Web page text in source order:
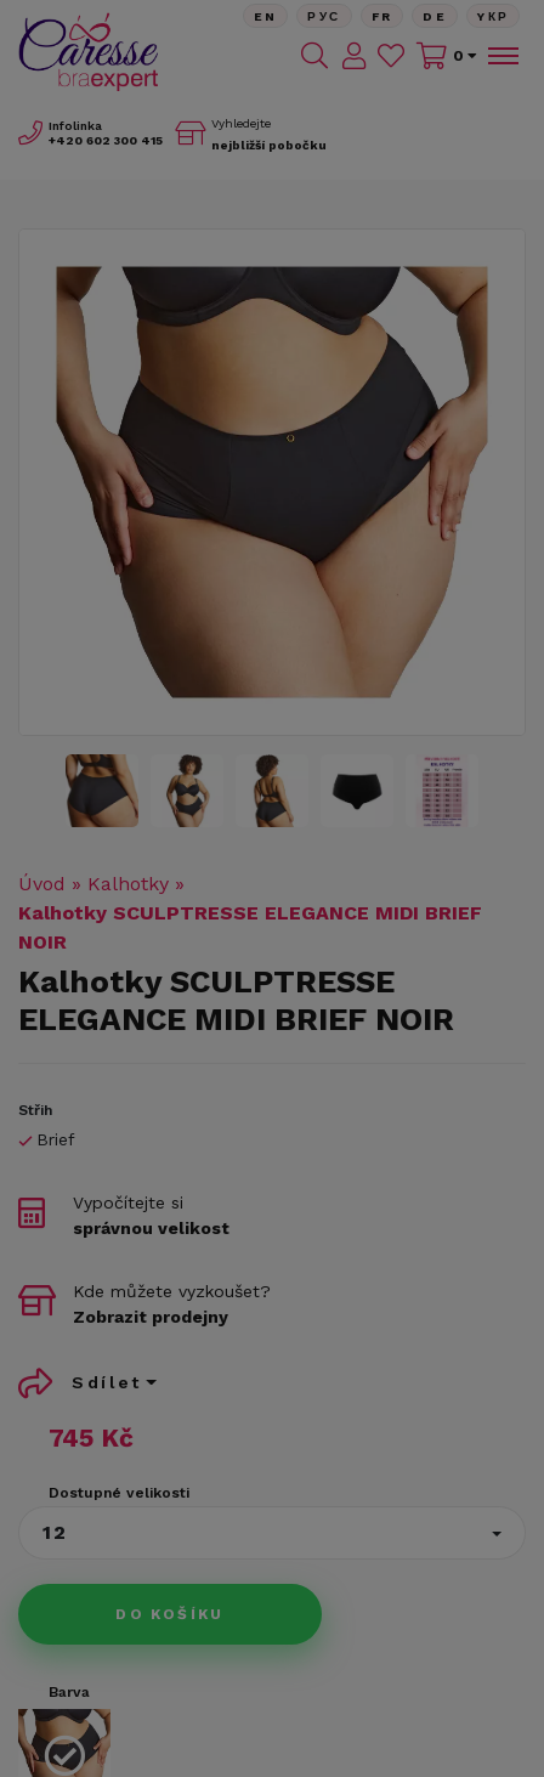
Infolinka
+420 602 300 415
Vyhledejte
nejbližší pobočku
EN РУС FR DE YКР
0
Úvod » Kalhotky »
Kalhotky SCULPTRESSE ELEGANCE MIDI BRIEF
NOIR
Kalhotky SCULPTRESSE
ELEGANCE MIDI BRIEF NOIR
Střih
Brief
745 Kč
Dostupné velikosti
12
DO KOŠÍKU
Vypočítejte si
správnou velikost
Kde můžete vyzkoušet?
Zobrazit prodejny
Sdílet
Barva